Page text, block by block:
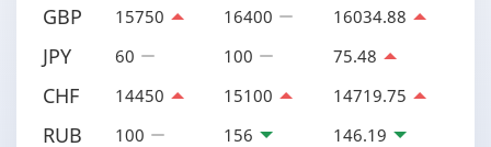
GBP 15750 16400 16034.88
JPY 60 100 75.48
CHF 14450 15100 14719.75
RUB 100 156 146.19